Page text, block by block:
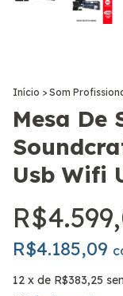
Início > Som
Mesa De
Usb Wifi
R$4.185,09
12 x de R$383,25